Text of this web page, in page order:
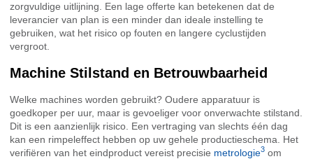
zorgvuldige uitlijning. Een lage offerte kan betekenen dat de
leverancier van plan is een minder dan ideale instelling te
gebruiken, wat het risico op fouten en langere cyclustijden
vergroot.
Machine Stilstand en Betrouwbaarheid
Welke machines worden gebruikt? Oudere apparatuur is
goedkoper per uur, maar is gevoeliger voor onverwachte stilstand.
Dit is een aanzienlijk risico. Een vertraging van slechts één dag
kan een rimpeleffect hebben op uw gehele productieschema. Het
verifiëren van het eindproduct vereist precisie metrologie3 om